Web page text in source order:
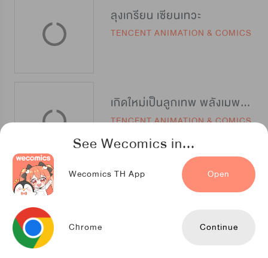
See Wecomics in...
Wecomics TH App Open
Chrome Continue
ลุงเกรียน เซียนเทวะ
TENCENT ANIMATION & COMICS
เกิดใหม่เป็นลูกเทพ พลังเมพอย่าบอกใคร
TENCENT ANIMATION & COMICS
ฮาเร็มรักลูกเขย(ของ)ตัวร้าย